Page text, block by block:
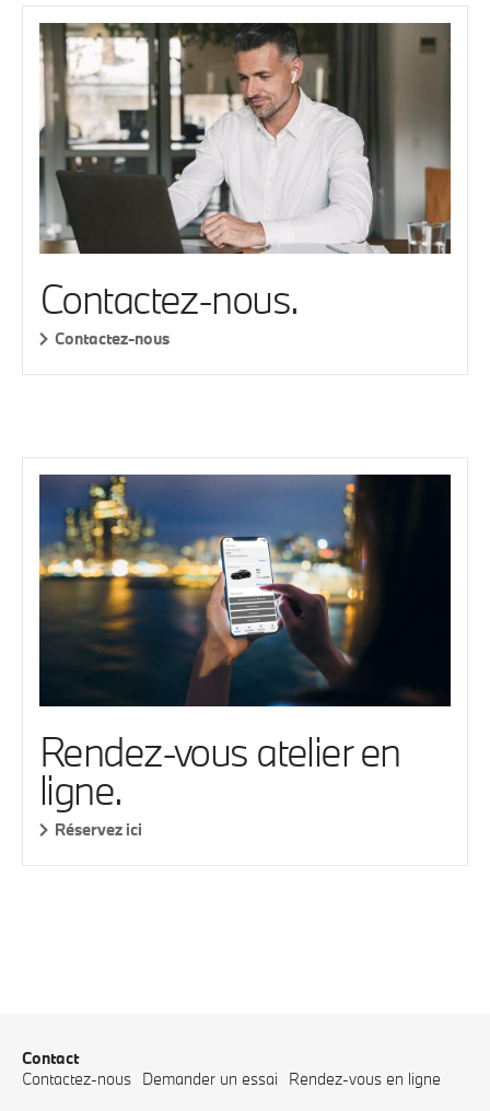
Contactez-nous.
Contactez-nous
Rendez-vous atelier en
ligne.
Réservez ici
Contact
Contactez-nous Demander un essai Rendez-vous en ligne